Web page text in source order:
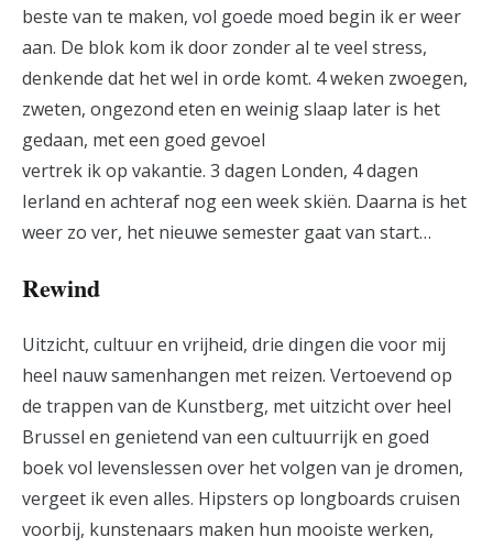
beste van te maken, vol goede moed begin ik er weer
aan. De blok kom ik door zonder al te veel stress,
denkende dat het wel in orde komt. 4 weken zwoegen,
zweten, ongezond eten en weinig slaap later is het
gedaan, met een goed gevoel
vertrek ik op vakantie. 3 dagen Londen, 4 dagen
Ierland en achteraf nog een week skiën. Daarna is het
weer zo ver, het nieuwe semester gaat van start…
Rewind
Uitzicht, cultuur en vrijheid, drie dingen die voor mij
heel nauw samenhangen met reizen. Vertoevend op
de trappen van de Kunstberg, met uitzicht over heel
Brussel en genietend van een cultuurrijk en goed
boek vol levenslessen over het volgen van je dromen,
vergeet ik even alles. Hipsters op longboards cruisen
voorbij, kunstenaars maken hun mooiste werken,